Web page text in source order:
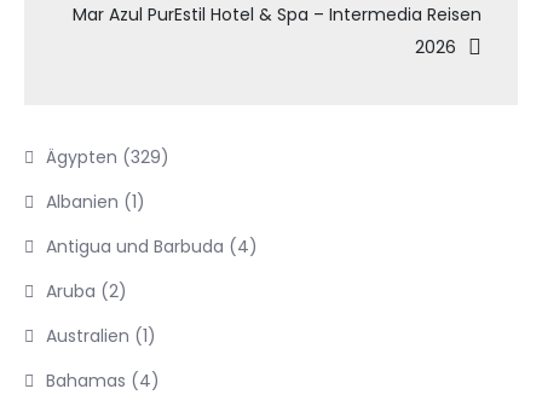
Mar Azul PurEstil Hotel & Spa – Intermedia Reisen
2026
Ägypten (329)
Albanien (1)
Antigua und Barbuda (4)
Aruba (2)
Australien (1)
Bahamas (4)